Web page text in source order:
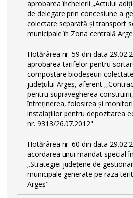
aprobarea încheierii „Actului
de delegare prin concesiune a
colectare separată și transport
municipale în Zona centrală
Hotărârea nr. 59 din data
aprobarea tarifelor pentru
compostare biodeșeuri
județului Argeș, aferent
pentru supravegherea
întreținerea, folosirea și
instalațiilor pentru depozitarea
nr. 9313/26.07.2012"
Hotărârea nr. 60 din data
acordarea unui mandat special
„Strategiei județene de
municipale generate pe raza
Argeș"